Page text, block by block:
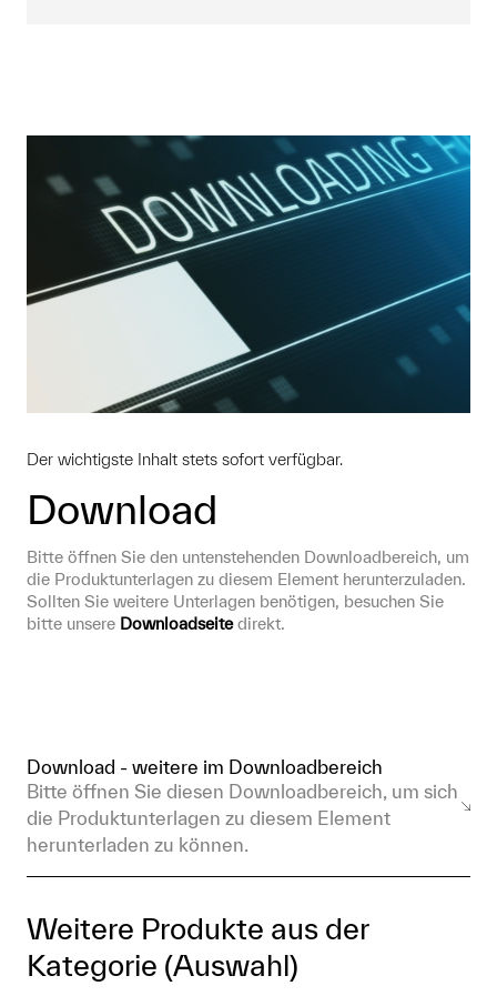
Der wichtigste Inhalt stets sofort verfügbar.
Download
Bitte öffnen Sie den untenstehenden Downloadbereich, um
die Produktunterlagen zu diesem Element herunterzuladen.
Sollten Sie weitere Unterlagen benötigen, besuchen Sie
bitte unsere Downloadseite direkt.
Download - weitere im Downloadbereich
Bitte öffnen Sie diesen Downloadbereich, um sich
die Produktunterlagen zu diesem Element
herunterladen zu können.
Weitere Produkte aus der
Kategorie (Auswahl)